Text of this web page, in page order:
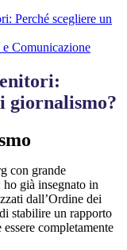
Perché scegliere un
Comunicazione
giornalismo?
con grande
già insegnato in
dall’Ordine dei
stabilire un rapporto
completamente